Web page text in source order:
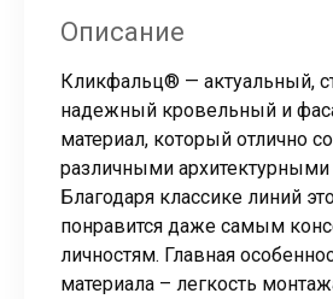
Описание
Кликфальц® — актуальный,
надежный кровельный и
материал, который отлично
различными архитектурными
Благодаря классике линий
понравится даже самым
личностям. Главная
материала – легкость